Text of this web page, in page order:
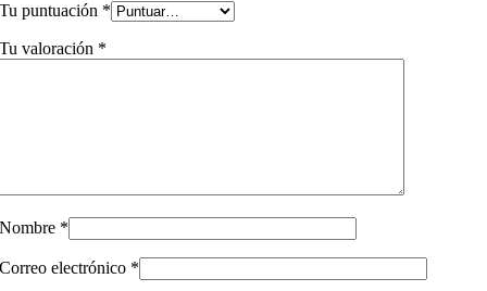
Tu puntuación *
Tu valoración *
Nombre *
Correo electrónico *